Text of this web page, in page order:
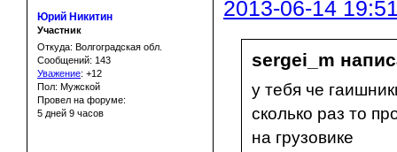
2013-06-14
Юрий Никитин
Участник
Откуда: Волгоградская обл.
Сообщений: 143
Уважение: +12
Пол: Мужской
Провел на форуме:
5 дней 9 часов
sergei_m
у тебя че
сколько раз то
на грузовике